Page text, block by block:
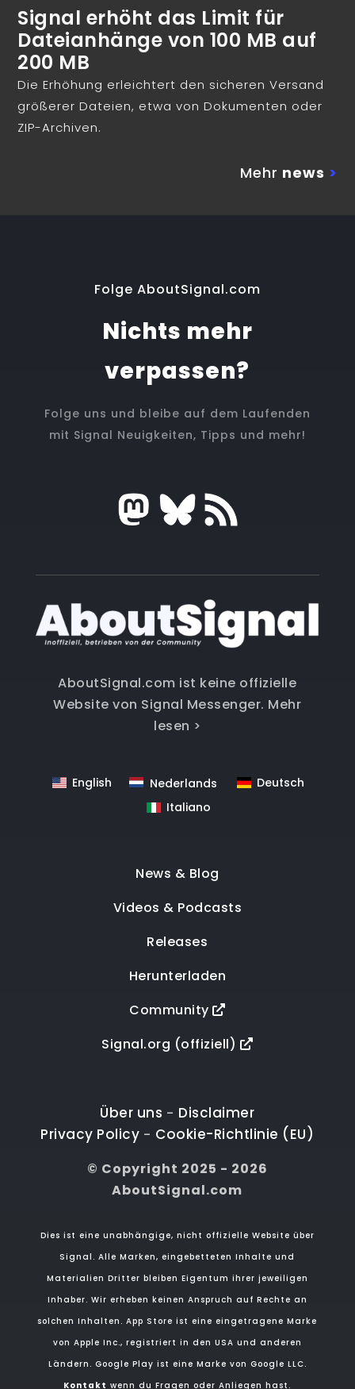
Signal erhöht das Limit für
Dateianhänge von 100 MB auf
200 MB
Die Erhöhung erleichtert den sicheren Versand
größerer Dateien, etwa von Dokumenten oder
ZIP-Archiven.
Mehr news >
Folge AboutSignal.com
Nichts mehr
verpassen?
Folge uns und bleibe auf dem Laufenden
mit Signal Neuigkeiten, Tipps und mehr!
AboutSignal.com ist keine offizielle
Website von Signal Messenger. Mehr
lesen >
English Nederlands
Deutsch
Italiano
News & Blog
Videos & Podcasts
Releases
Herunterladen
Community
Signal.org (offiziell)
Über uns - Disclaimer
Privacy Policy - Cookie-Richtlinie (EU)
© Copyright 2025 - 2026
AboutSignal.com
Dies ist eine unabhängige, nicht offizielle Website über
Signal. Alle Marken, eingebetteten Inhalte und
Materialien Dritter bleiben Eigentum ihrer jeweiligen
Inhaber. Wir erheben keinen Anspruch auf Rechte an
solchen Inhalten. App Store ist eine eingetragene Marke
von Apple Inc., registriert in den USA und anderen
Ländern. Google Play ist eine Marke von Google LLC.
Kontakt wenn du Fragen oder Anliegen hast.